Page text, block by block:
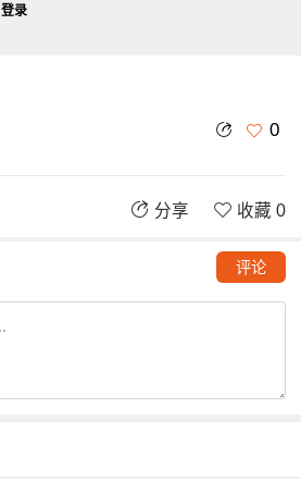
0
分享 收藏 0
评论
登录